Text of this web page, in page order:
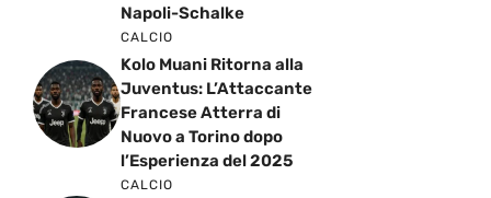
Napoli-Schalke
CALCIO
Kolo Muani Ritorna alla
Juventus: L’Attaccante
Francese Atterra di
Nuovo a Torino dopo
l’Esperienza del 2025
CALCIO